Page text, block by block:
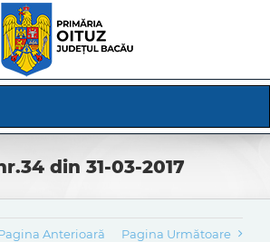
din 31-03-2017
Anterioară Pagina Următoare